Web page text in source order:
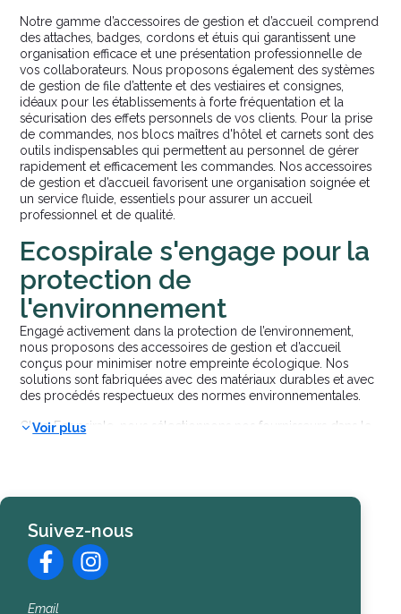
Notre gamme d’accessoires de gestion et d’accueil comprend
des attaches, badges, cordons et étuis qui garantissent une
organisation efficace et une présentation professionnelle de
vos collaborateurs. Nous proposons également des systèmes
de gestion de file d’attente et des vestiaires et consignes,
idéaux pour les établissements à forte fréquentation et la
sécurisation des effets personnels de vos clients. Pour la prise
de commandes, nos blocs maîtres d'hôtel et carnets sont des
outils indispensables qui permettent au personnel de gérer
rapidement et efficacement les commandes. Nos accessoires
de gestion et d’accueil favorisent une organisation soignée et
un service fluide, essentiels pour assurer un accueil
professionnel et de qualité.
Ecospirale s'engage pour la
protection de
l'environnement
Engagé activement dans la protection de l’environnement,
nous proposons des accessoires de gestion et d’accueil
conçus pour minimiser notre empreinte écologique. Nos
solutions sont fabriquées avec des matériaux durables et avec
des procédés respectueux des normes environnementales.
Chez Ecopsirale, nous sélectionnons nos fournisseurs dans le
Pourquoi choisir les
accessoires de gestion et
d’accueil Ecospirale ?
Voir plus
Suivez-nous
Email